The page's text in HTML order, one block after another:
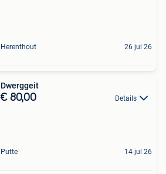
Herenthout 26 jul 26
Dwerggeit
€ 80,00 Details
Putte 14 jul 26